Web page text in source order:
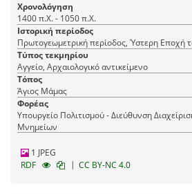
Χρονολόγηση
1400 π.Χ. - 1050 π.Χ.
Ιστορική περίοδος
Πρωτογεωμετρική περίοδος, Ύστερη Εποχή
Τύπος τεκμηρίου
Αγγείο, Αρχαιολογικό αντικείμενο
Τόπος
Άγιος Μάμας
Φορέας
Υπουργείο Πολιτισμού - Διεύθυνση
Μνημείων
1 JPEG
RDF
| CC BY-NC 4.0